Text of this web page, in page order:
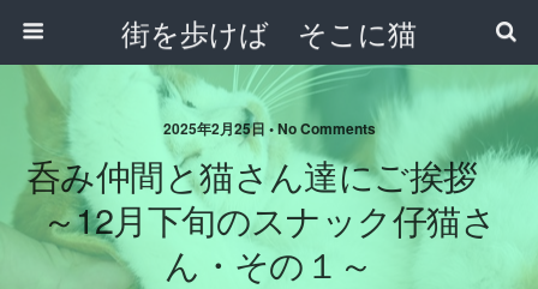
街を歩けば そこに猫
2025年2月25日 • No Comments
呑み仲間と猫さん達にご挨拶
～12月下旬のスナック仔猫さ
ん・その１～